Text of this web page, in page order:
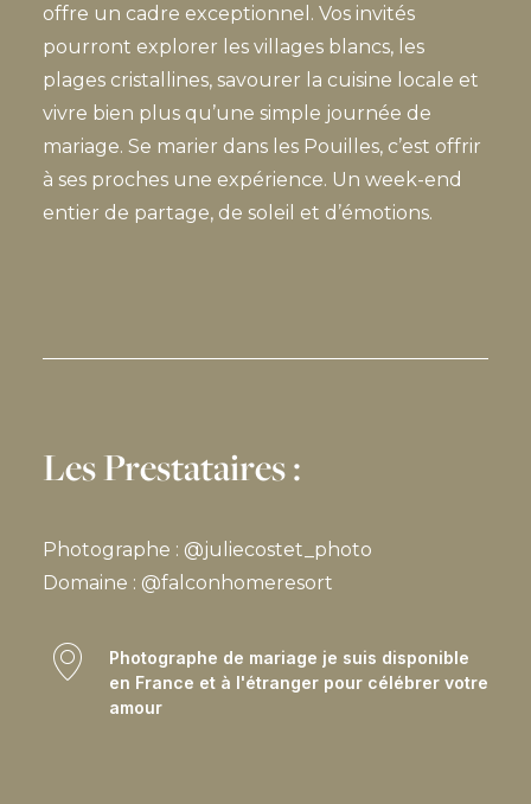
offre un cadre exceptionnel. Vos invités
pourront explorer les villages blancs, les
plages cristallines, savourer la cuisine locale et
vivre bien plus qu’une simple journée de
mariage. Se marier dans les Pouilles, c’est offrir
à ses proches une expérience. Un week-end
entier de partage, de soleil et d’émotions.
Les Prestataires :
Photographe : @juliecostet_photo
Domaine : @falconhomeresort
Photographe de mariage je suis disponible
en France et à l'étranger pour célébrer votre
amour